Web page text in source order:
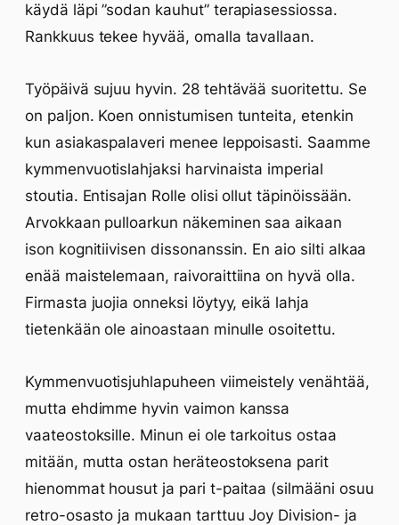
käydä läpi ”sodan kauhut” terapiasessiossa.
Rankkuus tekee hyvää, omalla tavallaan.
Työpäivä sujuu hyvin. 28 tehtävää suoritettu. Se
on paljon. Koen onnistumisen tunteita, etenkin
kun asiakaspalaveri menee leppoisasti. Saamme
kymmenvuotislahjaksi harvinaista imperial
stoutia. Entisajan Rolle olisi ollut täpinöissään.
Arvokkaan pulloarkun näkeminen saa aikaan
ison kognitiivisen dissonanssin. En aio silti alkaa
enää maistelemaan, raivoraittiina on hyvä olla.
Firmasta juojia onneksi löytyy, eikä lahja
tietenkään ole ainoastaan minulle osoitettu.
Kymmenvuotisjuhlapuheen viimeistely venähtää,
mutta ehdimme hyvin vaimon kanssa
vaateostoksille. Minun ei ole tarkoitus ostaa
mitään, mutta ostan heräteostoksena parit
hienommat housut ja pari t-paitaa (silmääni osuu
retro-osasto ja mukaan tarttuu Joy Division- ja